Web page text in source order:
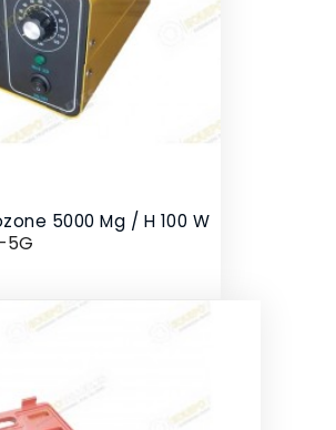
5000 Mg / H 100 W
5G